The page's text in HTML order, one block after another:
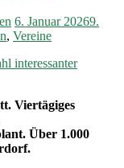
6. Januar 20269.
, Vereine
Viertägiges
Über 1.000